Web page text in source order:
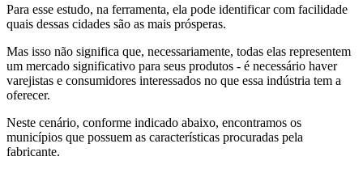
Para esse estudo, na ferramenta, ela pode identificar com facilidade
quais dessas cidades são as mais prósperas.
Mas isso não significa que, necessariamente, todas elas representem
um mercado significativo para seus produtos - é necessário haver
varejistas e consumidores interessados no que essa indústria tem a
oferecer.
Neste cenário, conforme indicado abaixo, encontramos os
municípios que possuem as características procuradas pela
fabricante.